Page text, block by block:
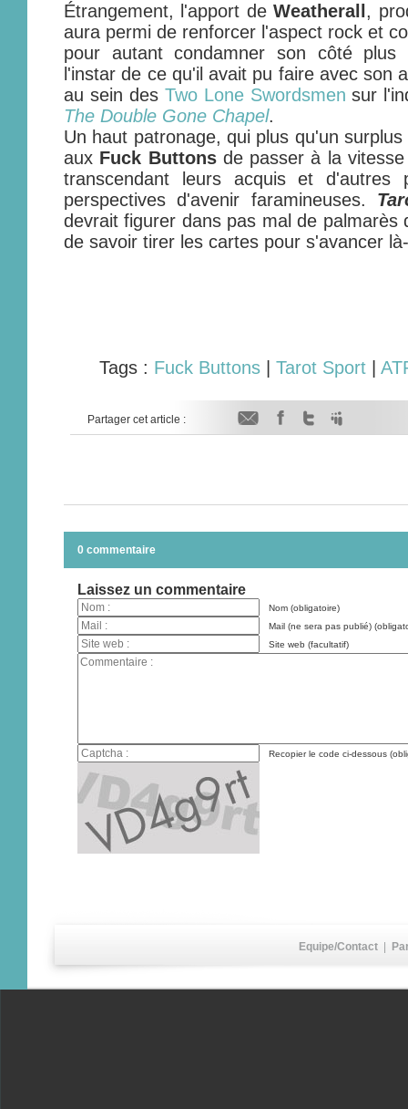
Étrangement, l'apport deWeatherall ,
aura permi de renforcer l'aspect rock et
pour autant condamner son côté plus
l'instar de ce qu'il avait pu faire avec son
au sein des Two Lone Swordsmen sur
The Double Gone Chapel.
Un haut patronage, qui plus qu'un
aux Fuck Buttonsde passer à la
transcendant leurs acquis et
perspectives d'avenir faramineuses.
devrait figurer dans pas mal de palmarès
de savoir tirer les cartes pour s'avancer
Tags : Fuck Buttons| Tarot Sport|
Partager cet article :
0 commentaire
Laissez un commentaire
Nom (obligatoire)
Mail (ne sera pas publié)
Site web (facultatif)
Recopier le code ci-dessous
Equipe/Contact